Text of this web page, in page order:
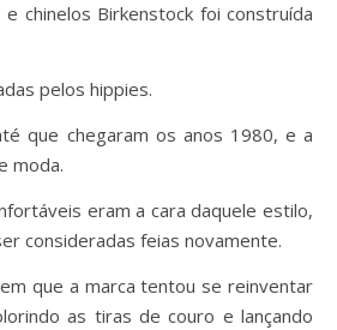
e chinelos Birkenstock foi construída
pelos hippies.
que chegaram os anos 1980, e a
moda.
eram a cara daquele estilo,
consideradas feias novamente.
que a marca tentou se reinventar
as tiras de couro e lançando